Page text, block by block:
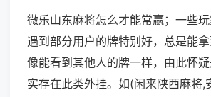
微乐山东麻将怎么才能常赢；一些
遇到部分用户的牌特别好，总是能
像能看到其他人的牌一样，由此怀
实存在此类外挂。如(闲来陕西麻将,